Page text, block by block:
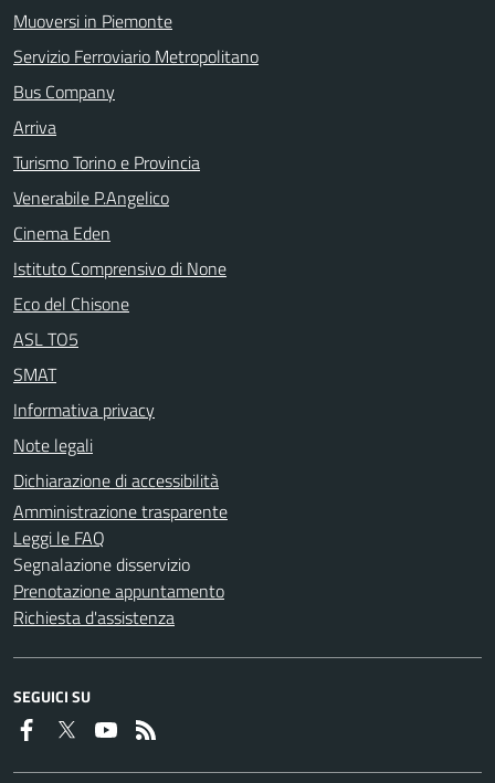
Muoversi in Piemonte
Servizio Ferroviario Metropolitano
Bus Company
Arriva
Turismo Torino e Provincia
Venerabile P.Angelico
Cinema Eden
Istituto Comprensivo di None
Eco del Chisone
ASL TO5
SMAT
Informativa privacy
Note legali
Dichiarazione di accessibilità
Amministrazione trasparente
Leggi le FAQ
Segnalazione disservizio
Prenotazione appuntamento
Richiesta d'assistenza
SEGUICI SU